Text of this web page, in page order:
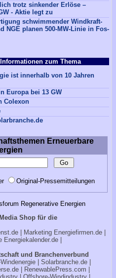
zum Thema
ist innerhalb von 10 Jahren
Europa bei 13 GW
Colexon
trotz sinkender Erlöse –
- Aktie legt zu
schwimmender Windkraft-
NGE planen 500-MW-Linie in Fos-
Erneuerbare
Original-Pressemitteilungen
Regenerative Energien
Shop für die
| Marketing Energiefirmen.de
Energiekalender.de
und Branchenverbund
Solarbranche.de
RenewablePress.com